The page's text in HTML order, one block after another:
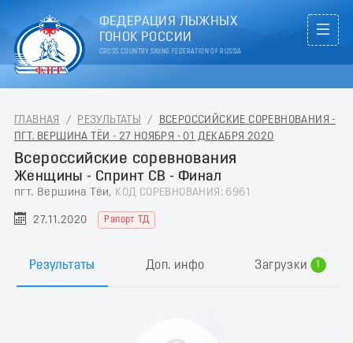
ФЕДЕРАЦИЯ ЛЫЖНЫХ
ГОНОК РОССИИ
CROSS COUNTRY SKIING FEDERATION OF RUSSIA
ГЛАВНАЯ / РЕЗУЛЬТАТЫ /
ВСЕРОССИЙСКИЕ СОРЕВНОВАНИЯ -
ПГТ. ВЕРШИНА ТЁИ - 27 НОЯБРЯ - 01 ДЕКАБРЯ 2020
Всероссийские соревнования
Женщины - Спринт СВ - Финал
пгт. Вершина Тёи, КОД СОРЕВНОВАНИЯ: 6961
27.11.2020 Рапорт ТД
Результаты Доп. инфо Загрузки